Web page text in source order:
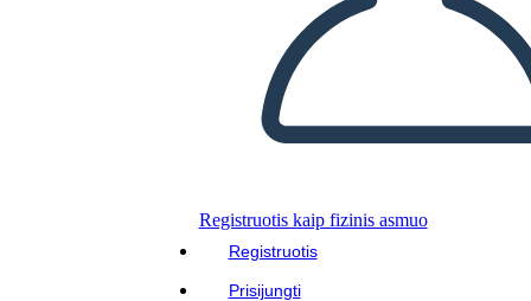
Registruotis kaip fizinis asmuo
Registruotis
Prisijungti